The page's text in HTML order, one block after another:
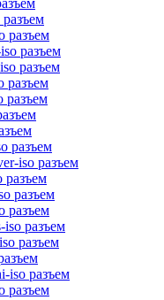
разъем
разъем
разъем
разъем
разъем
разъем
iso разъем
разъем
разъем
разъем
iso разъем
разъем
iso разъем
разъем